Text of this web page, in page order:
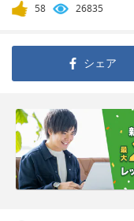
58 26835
シェア